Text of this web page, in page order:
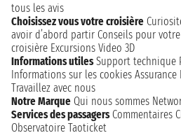
tous les avis
Choisissez vous votre croisière
avoir d’abord partir Conseils pour
croisière Excursions Video 3D
Informations utiles Support technique
Informations sur les cookies Assurance
Travaillez avec nous
Notre Marque Qui nous sommes
Services des passagers Commentaires
Observatoire Taoticket